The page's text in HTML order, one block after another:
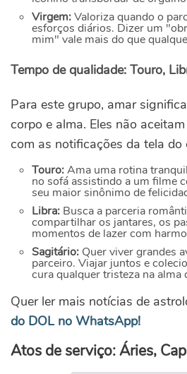
Virgem:Valoriza quando o
esforços diários. Dizer um
mim" vale mais do que
Tempo de qualidade: Touro,
Para este grupo, amar
corpo e alma. Eles não
com as notificações da tela do
Touro:Ama uma rotina
no sofá assistindo a um filme
seu maior sinônimo de
Libra: Busca a parceria
compartilhar os jantares, os
momentos de lazer com
Sagitário: Quer viver grandes
parceiro. Viajar juntos e
cura qualquer tristeza na alma
Quer ler mais notícias de
do DOL no WhatsApp!
Atos de serviço: Áries,